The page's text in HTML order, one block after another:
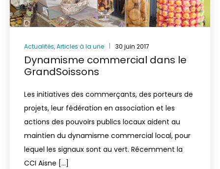
Actualités,Articles à la une 30 juin 2017
Dynamisme commercial dans le
GrandSoissons
Les initiatives des commerçants, des porteurs de
projets, leur fédération en association et les
actions des pouvoirs publics locaux aident au
maintien du dynamisme commercial local, pour
lequel les signaux sont au vert. Récemment la
CCI Aisne […]